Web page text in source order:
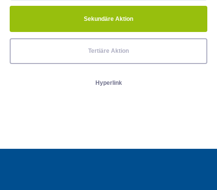
Sekundäre Aktion
Tertiäre Aktion
Hyperlink